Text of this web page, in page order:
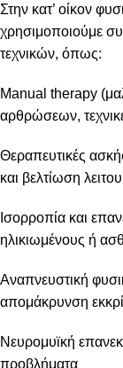
Στην κατ’ οίκον
χρησιμοποιούμε
τεχνικών, όπως:
Manual therapy
αρθρώσεων,
Θεραπευτικές
και βελτίωση
Ισορροπία και
ηλικιωμένους ή
Αναπνευστική
απομάκρυνση
Νευρομυϊκή
προβλήματα